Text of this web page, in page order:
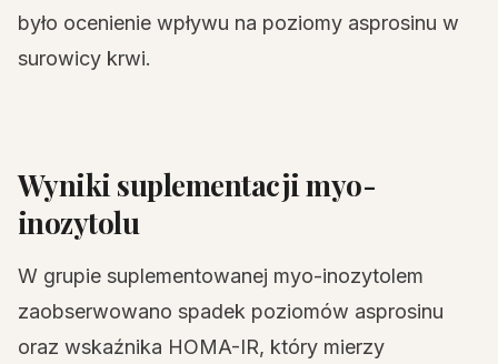
było ocenienie wpływu na poziomy asprosinu w
surowicy krwi.
Wyniki suplementacji myo-
inozytolu
W grupie suplementowanej myo-inozytolem
zaobserwowano spadek poziomów asprosinu
oraz wskaźnika HOMA-IR, który mierzy